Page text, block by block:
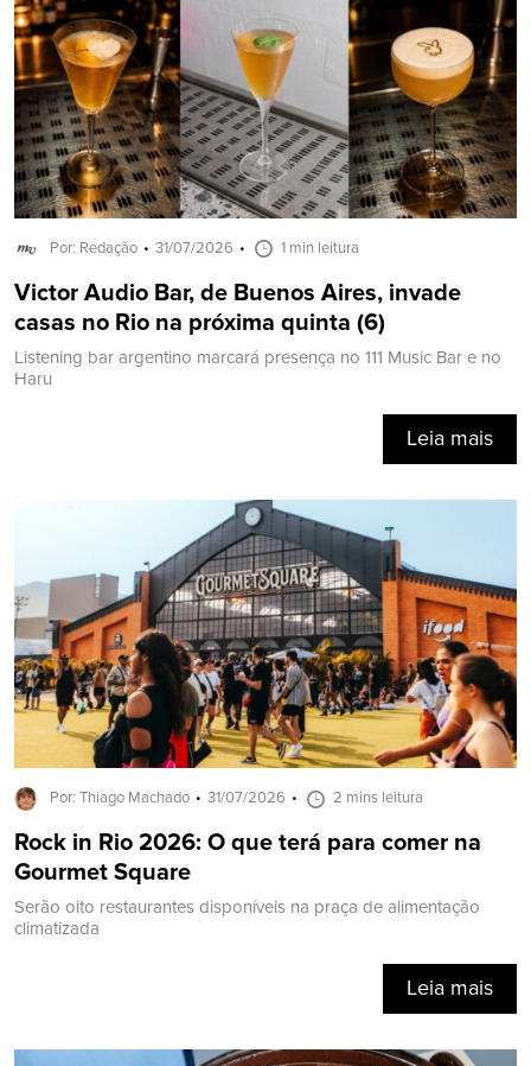
Por: Redação 31/07/2026 1 min leitura
Victor Audio Bar, de Buenos Aires, invade
casas no Rio na próxima quinta (6)
Listening bar argentino marcará presença no 111 Music Bar e no
Haru
Leia mais
Por: Thiago Machado 31/07/2026 2 mins leitura
Rock in Rio 2026: O que terá para comer na
Gourmet Square
Serão oito restaurantes disponíveis na praça de alimentação
climatizada
Leia mais